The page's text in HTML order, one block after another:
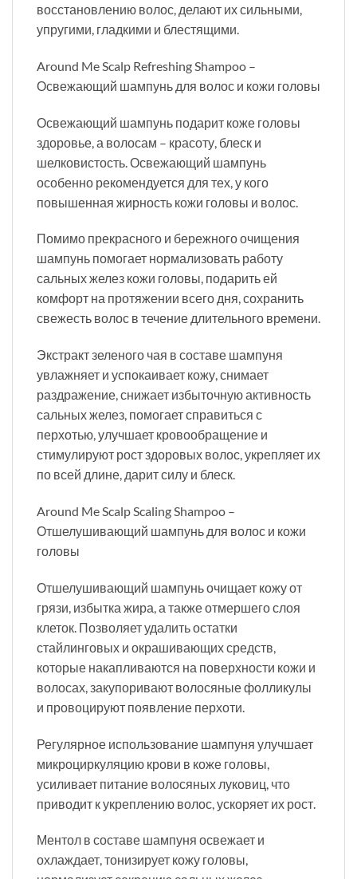
восстановлению волос, делают их сильными,
упругими, гладкими и блестящими.
Around Me Scalp Refreshing Shampoo –
Освежающий шампунь для волос и кожи головы
Освежающий шампунь подарит коже головы
здоровье, а волосам – красоту, блеск и
шелковистость. Освежающий шампунь
особенно рекомендуется для тех, у кого
повышенная жирность кожи головы и волос.
Помимо прекрасного и бережного очищения
шампунь помогает нормализовать работу
сальных желез кожи головы, подарить ей
комфорт на протяжении всего дня, сохранить
свежесть волос в течение длительного времени.
Экстракт зеленого чая в составе шампуня
увлажняет и успокаивает кожу, снимает
раздражение, снижает избыточную активность
сальных желез, помогает справиться с
перхотью, улучшает кровообращение и
стимулируют рост здоровых волос, укрепляет их
по всей длине, дарит силу и блеск.
Around Me Scalp Scaling Shampoo –
Отшелушивающий шампунь для волос и кожи
головы
Отшелушивающий шампунь очищает кожу от
грязи, избытка жира, а также отмершего слоя
клеток. Позволяет удалить остатки
стайлинговых и окрашивающих средств,
которые накапливаются на поверхности кожи и
волосах, закупоривают волосяные фолликулы
и провоцируют появление перхоти.
Регулярное использование шампуня улучшает
микроциркуляцию крови в коже головы,
усиливает питание волосяных луковиц, что
приводит к укреплению волос, ускоряет их рост.
Ментол в составе шампуня освежает и
охлаждает, тонизирует кожу головы,